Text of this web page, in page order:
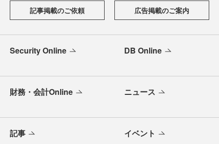
記事掲載のご依頼 広告掲載のご案内
Security Online DB Online
財務・会計Online ニュース
記事 イベント